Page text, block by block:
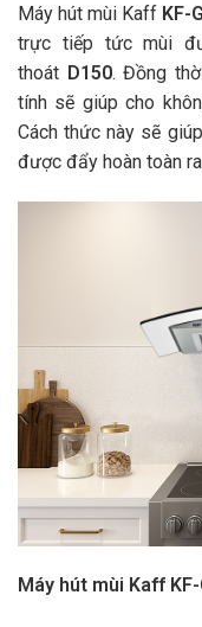
Máy hút mùi Kaff KF-
trực tiếp tức mùi
thoát D150. Đồng
tính sẽ giúp cho
Cách thức này sẽ
được đẩy hoàn toàn
Máy hút mùi Kaff KF-